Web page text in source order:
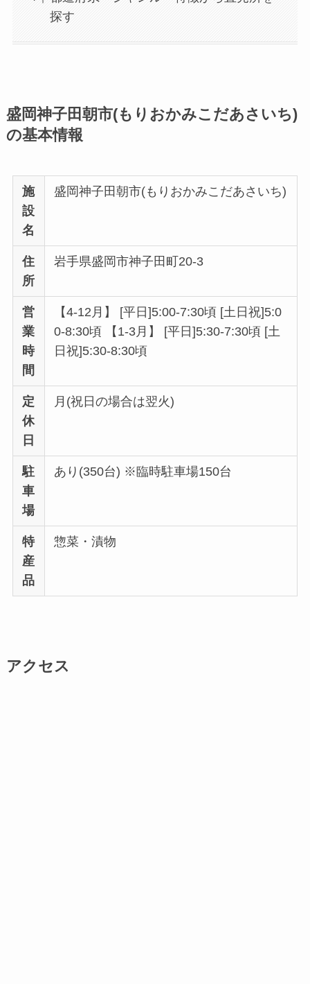
探す
盛岡神子田朝市(もりおかみこだあさいち)
の基本情報
施
設
名
盛岡神子田朝市(もりおかみこだあさいち)
住
所
岩手県盛岡市神子田町20-3
営
業
時
間
【4-12月】 [平日]5:00-7:30頃 [土日祝]5:0
0-8:30頃 【1-3月】 [平日]5:30-7:30頃 [土
日祝]5:30-8:30頃
定
休
日
月(祝日の場合は翌火)
駐
車
場
あり(350台) ※臨時駐車場150台
特
産
品
惣菜・漬物
アクセス